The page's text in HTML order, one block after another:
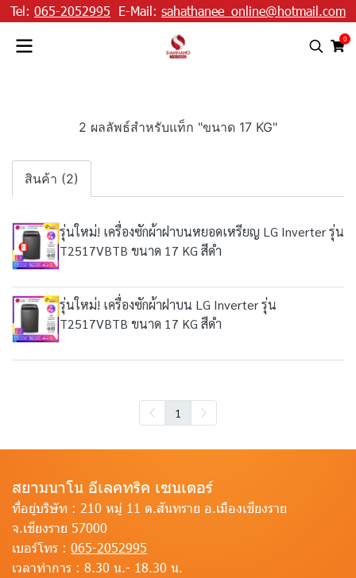
Tel: 065-2052995 E-Mail: sahathanee_online@hotmail.com
0
2 ผลลัพธ์สำหรับแท็ก "ขนาด 17 KG"
สินค้า (2)
รุ่นใหม่! เครื่องซักผ้าฝาบนหยอดเหรียญ LG Inverter รุ่น
T2517VBTB ขนาด 17 KG สีดำ
รุ่นใหม่! เครื่องซักผ้าฝาบน LG Inverter รุ่น
T2517VBTB ขนาด 17 KG สีดำ
1
สยามนาโน อีเลคทริค เซนเตอร์
ที่อยู่บริษัท : 210 หมู่ 11 ต.สันทราย อ.เมืองเชียงราย
จ.เชียงราย 57000
เบอร์โทร : 065-2052995
เวลาทำการ : 8.30 น.- 18.30 น.